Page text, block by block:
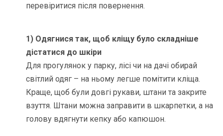
перевіритися після повернення.
1) Одягнися так, щоб кліщу було складніше
дістатися до шкіри
Для прогулянок у парку, лісі чи на дачі обирай
світлий одяг – на ньому легше помітити кліща.
Краще, щоб були довгі рукави, штани та закрите
взуття. Штани можна заправити в шкарпетки, а на
голову вдягнути кепку або капюшон.